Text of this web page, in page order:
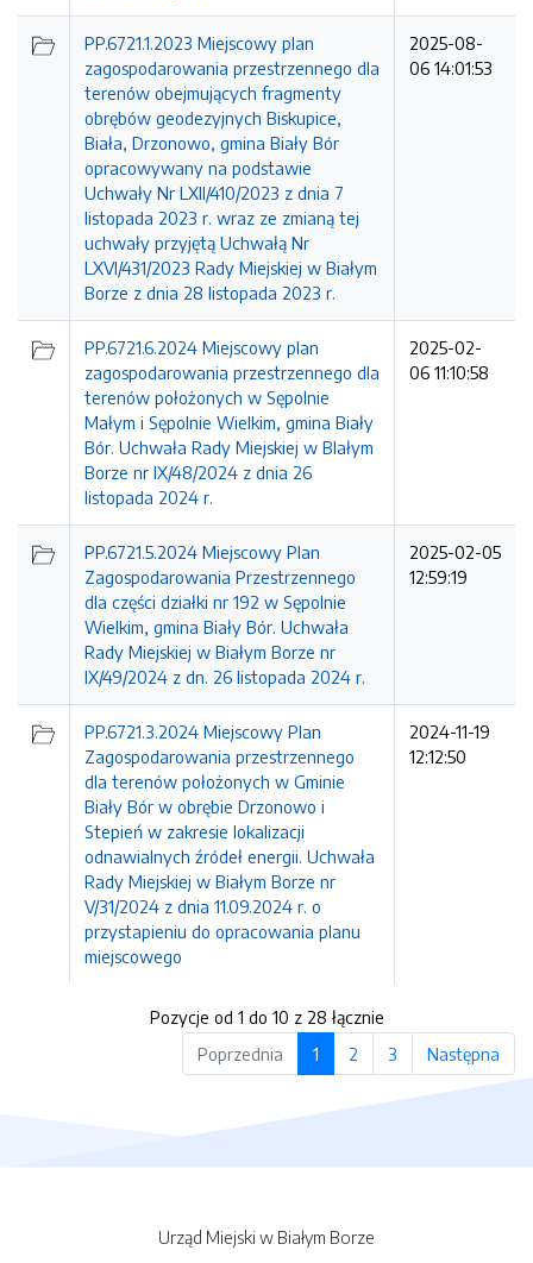
PP.6721.1.2023 Miejscowy plan
zagospodarowania przestrzennego dla
terenów obejmujących fragmenty
obrębów geodezyjnych Biskupice,
Biała, Drzonowo, gmina Biały Bór
opracowywany na podstawie
Uchwały Nr LXII/410/2023 z dnia 7
listopada 2023 r. wraz ze zmianą tej
uchwały przyjętą Uchwałą Nr
LXVI/431/2023 Rady Miejskiej w Białym
Borze z dnia 28 listopada 2023 r.
2025-08-
06 14:01:53
PP.6721.6.2024 Miejscowy plan
zagospodarowania przestrzennego dla
terenów położonych w Sępolnie
Małym i Sępolnie Wielkim, gmina Biały
Bór. Uchwała Rady Miejskiej w BIałym
Borze nr IX/48/2024 z dnia 26
listopada 2024 r.
2025-02-
06 11:10:58
PP.6721.5.2024 Miejscowy Plan
Zagospodarowania Przestrzennego
dla części działki nr 192 w Sępolnie
Wielkim, gmina Biały Bór. Uchwała
Rady Miejskiej w Białym Borze nr
IX/49/2024 z dn. 26 listopada 2024 r.
2025-02-05
12:59:19
PP.6721.3.2024 Miejscowy Plan
Zagospodarowania przestrzennego
dla terenów położonych w Gminie
Biały Bór w obrębie Drzonowo i
Stepień w zakresie lokalizacji
odnawialnych źródeł energii. Uchwała
Rady Miejskiej w Białym Borze nr
V/31/2024 z dnia 11.09.2024 r. o
przystapieniu do opracowania planu
miejscowego
2024-11-19
12:12:50
Pozycje od 1 do 10 z 28 łącznie
Poprzednia
1 2 3 Następna
Urząd Miejski w Białym Borze